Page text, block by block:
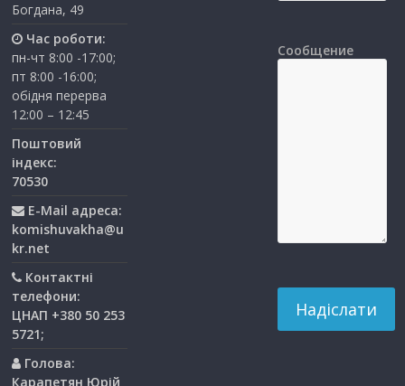
Богдана, 49
Час роботи:
пн-чт 8:00 -17:00;
пт 8:00 -16:00;
обідня перерва
12:00 – 12:45
Поштовий
індекс:
70530
E-Mail адреса:
komishuvakha@u
kr.net
Контактні
телефони:
ЦНАП +380 50 253
5721;
Голова:
Карапетян Юрій
Сообщение